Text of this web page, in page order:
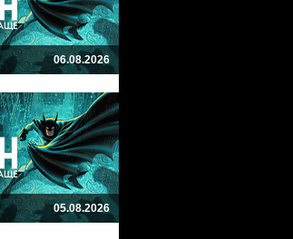
06.08.2026
05.08.2026